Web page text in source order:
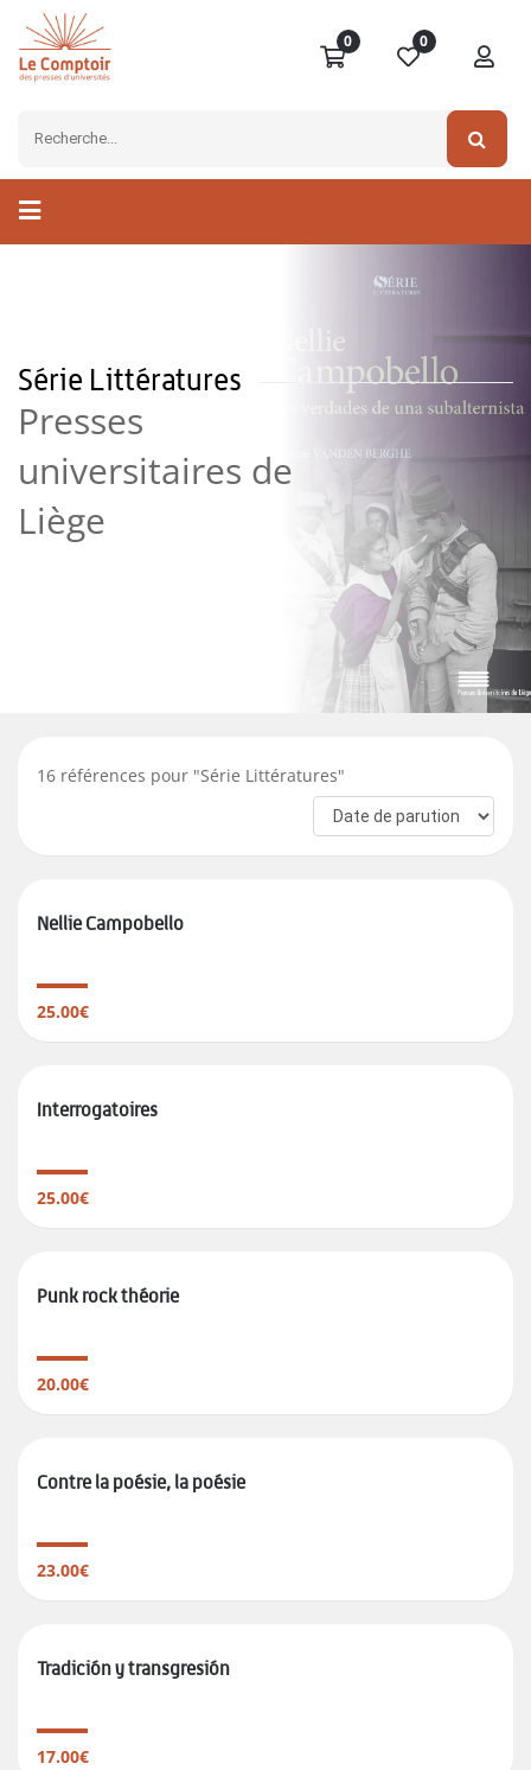
0 0
Série Littératures
Presses
universitaires de
Liège
16 références pour "Série Littératures"
Nellie Campobello
25.00€
Interrogatoires
25.00€
Punk rock théorie
20.00€
Contre la poésie, la poésie
23.00€
Tradición y transgresión
17.00€